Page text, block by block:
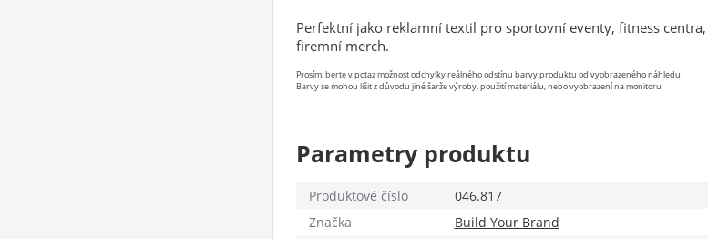
Perfektní jako reklamní textil pro sportovní eventy, fitness
firemní merch.
Prosím, berte v potaz možnost odchylky reálného odstínu barvy produktu od vyobrazeného náhledu.
Barvy se mohou lišit z důvodu jiné šarže výroby, použití materiálu, nebo vyobrazení na monitoru
Parametry produktu
Produktové číslo
046.817
Značka
Build Your Brand